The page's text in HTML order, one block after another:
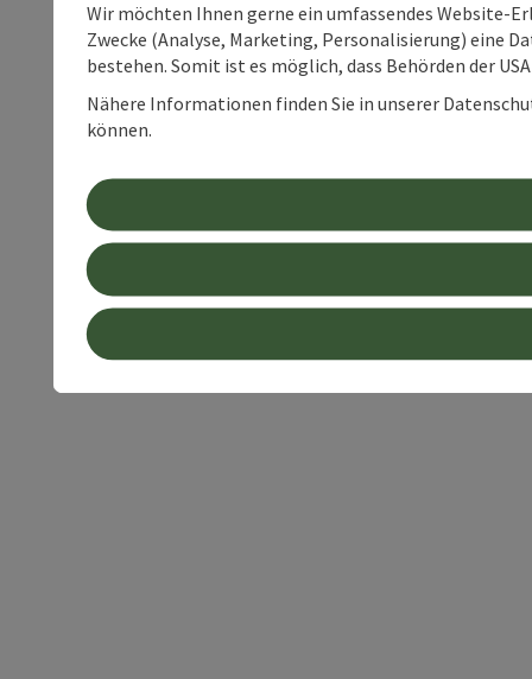
Wir möchten Ihnen gerne ein umfassendes Website-
Zwecke (Analyse, Marketing, Personalisierung) eine
bestehen. Somit ist es möglich, dass Behörden der
Nähere Informationen finden Sie in unserer
können.